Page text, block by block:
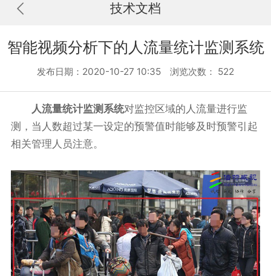
技术文档
智能视频分析下的人流量统计监测系统
发布日期：2020-10-27 10:35 浏览次数： 522
人流量统计监测系统对监控区域的人流量进行监
测，当人数超过某一设定的预警值时能够及时预警引起
相关管理人员注意。